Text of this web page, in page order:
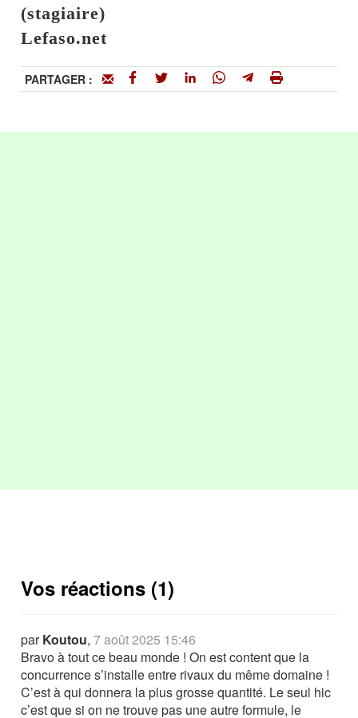
(stagiaire)
Lefaso.net
PARTAGER :
Vos réactions (1)
parKoutou,7 août 2025 15:46
Bravo à tout ce beau monde ! On est content que la
concurrence s’installe entre rivaux du même domaine !
C’est à qui donnera la plus grosse quantité. Le seul hic
c’est que si on ne trouve pas une autre formule, le